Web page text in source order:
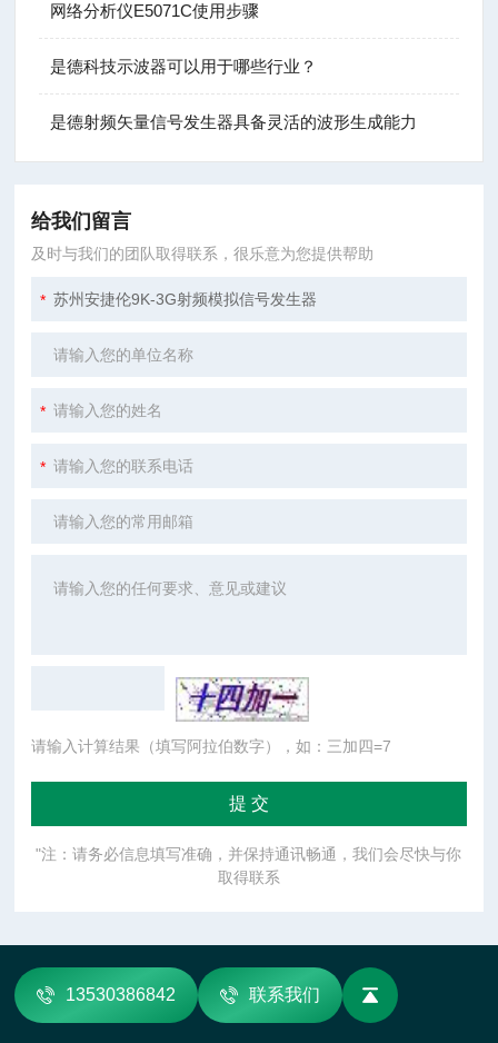
网络分析仪E5071C使用步骤
是德科技示波器可以用于哪些行业？
是德射频矢量信号发生器具备灵活的波形生成能力
给我们留言
及时与我们的团队取得联系，很乐意为您提供帮助
请输入计算结果（填写阿拉伯数字），如：三加四=7
"注：请务必信息填写准确，并保持通讯畅通，我们会尽快与你
取得联系
13530386842 联系我们